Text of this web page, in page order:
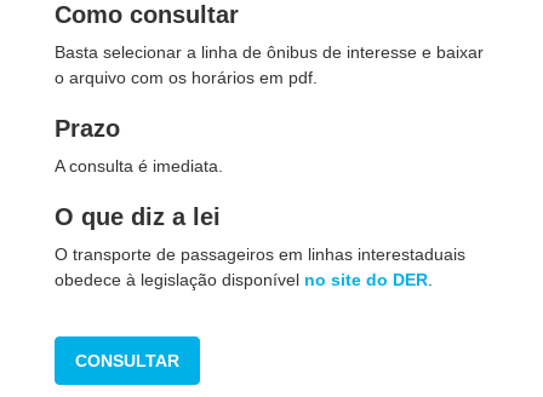
Como consultar
Basta selecionar a linha de ônibus de interesse e baixar
o arquivo com os horários em pdf.
Prazo
A consulta é imediata.
O que diz a lei
O transporte de passageiros em linhas interestaduais
obedece à legislação disponível no site do DER
CONSULTAR